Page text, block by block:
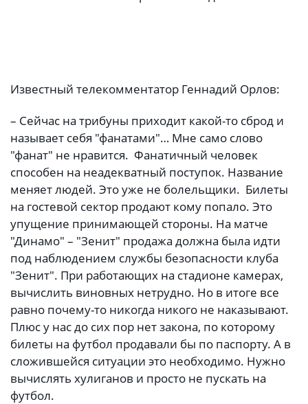
Известный телекомментатор Геннадий Орлов:
– Сейчас на трибуны приходит какой-то сброд и
называет себя "фанатами"… Мне само слово
"фанат" не нравится. Фанатичный человек
способен на неадекватный поступок. Название
меняет людей. Это уже не болельщики. Билеты
на гостевой сектор продают кому попало. Это
упущение принимающей стороны. На матче
"Динамо" – "Зенит" продажа должна была идти
под наблюдением службы безопасности клуба
"Зенит". При работающих на стадионе камерах,
вычислить виновных нетрудно. Но в итоге все
равно почему-то никогда никого не наказывают.
Плюс у нас до сих пор нет закона, по которому
билеты на футбол продавали бы по паспорту. А в
сложившейся ситуации это необходимо. Нужно
вычислять хулиганов и просто не пускать на
футбол.